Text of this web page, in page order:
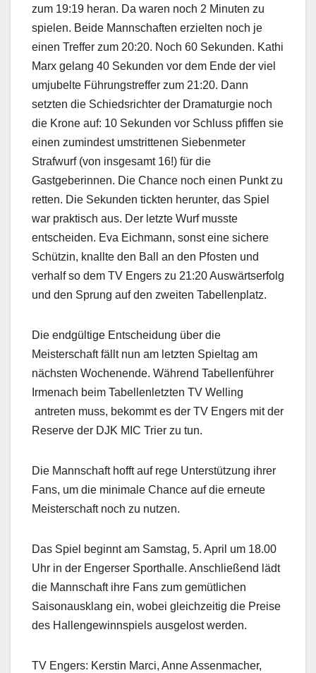
zum 19:19 heran. Da waren noch 2 Minuten zu
spielen. Beide Mannschaften erzielten noch je
einen Treffer zum 20:20. Noch 60 Sekunden. Kathi
Marx gelang 40 Sekunden vor dem Ende der viel
umjubelte Führungstreffer zum 21:20. Dann
setzten die Schiedsrichter der Dramaturgie noch
die Krone auf: 10 Sekunden vor Schluss pfiffen sie
einen zumindest umstrittenen Siebenmeter
Strafwurf (von insgesamt 16!) für die
Gastgeberinnen. Die Chance noch einen Punkt zu
retten. Die Sekunden tickten herunter, das Spiel
war praktisch aus. Der letzte Wurf musste
entscheiden. Eva Eichmann, sonst eine sichere
Schützin, knallte den Ball an den Pfosten und
verhalf so dem TV Engers zu 21:20 Auswärtserfolg
und den Sprung auf den zweiten Tabellenplatz.
Die endgültige Entscheidung über die
Meisterschaft fällt nun am letzten Spieltag am
nächsten Wochenende. Während Tabellenführer
Irmenach beim Tabellenletzten TV Welling
antreten muss, bekommt es der TV Engers mit der
Reserve der DJK MIC Trier zu tun.
Die Mannschaft hofft auf rege Unterstützung ihrer
Fans, um die minimale Chance auf die erneute
Meisterschaft noch zu nutzen.
Das Spiel beginnt am Samstag, 5. April um 18.00
Uhr in der Engerser Sporthalle. Anschließend lädt
die Mannschaft ihre Fans zum gemütlichen
Saisonausklang ein, wobei gleichzeitig die Preise
des Hallengewinnspiels ausgelost werden.
TV Engers: Kerstin Marci, Anne Assenmacher,